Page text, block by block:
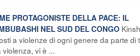
PROTAGONISTE DELLA PACE: IL
NEL SUD DEL CONGO
a violenze di ogni genere da parte di
vi è ...